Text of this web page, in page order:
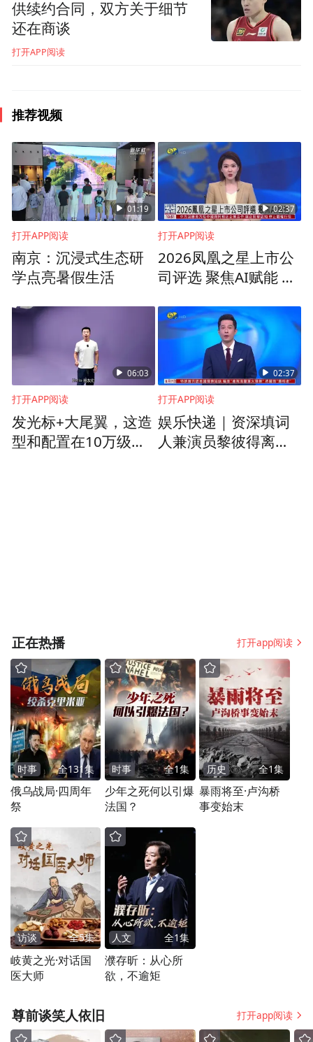
们这样的年轻一代，去发现、去引领、去创
造。”
了学校踏过的辉煌历程，赞颂过往成就的同
时，对未来教育蓝图寄予无尽厚望。他向杭
十四中全体师生表达了祝福，希望他们能在
新学期里取得更大的进步，期待有更多的同
学能够在众声喧哗中拥有一颗真正安静、笃
定的强大内心，在努力前行的同时，也能以
“愿在西高，你们能如那蛰伏的巨龙般，积蓄
力量，全力以赴迎接时间的考验，相信旷野
之下，你们终将腾跃而起，云海长翔，让时
光赞叹目光，让顽强成就脊梁！”学军中学教
影《热辣滚烫》《飞驰人生2》《第二十条》
为例，鼓励学生要有坚定的信念和坚韧的毅
力，日积月聚加强自身实力，同时在与人交
往过程中传递温暖和善意，乘风而起，立于
山巅。陈校长以龙为喻，表达了对西高学子
的期许，寄语同学们在新的一年里化身为
向上之精神，乘风而起，腾云迎春，在一方
天地恣意遨游！
供续约合同，双方关于细节
还在商谈
打开APP阅读
推荐视频
01:19
打开APP阅读
南京：沉浸式生态研
学点亮暑假生活
02:37
打开APP阅读
2026凤凰之星上市公
司评选 聚焦AI赋能 引
型
06:03
打开APP阅读
发光标+大尾翼，这造
型和配置在10万级能
02:37
打开APP阅读
娱乐快递｜资深填词
人兼演员黎彼得离世
正在热播 打开app阅读
时事 全131集
俄乌战局·四周年
祭
时事 全1集
少年之死何以引爆
法国？
历史 全1集
暴雨将至·卢沟桥
事变始末
访谈 全5集
岐黄之光·对话国
医大师
人文 全1集
濮存昕：从心所
欲，不逾矩
尊前谈笑人依旧 打开app阅读